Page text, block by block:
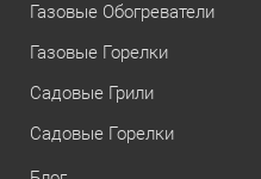
Газовые Обогреватели
Газовые Горелки
Садовые Грили
Садовые Горелки